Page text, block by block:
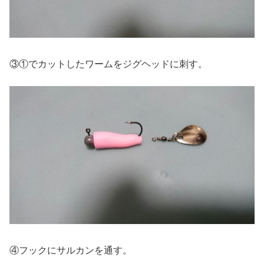
③①でカットしたワームをジグヘッドに刺す。
④フックにサルカンを通す。